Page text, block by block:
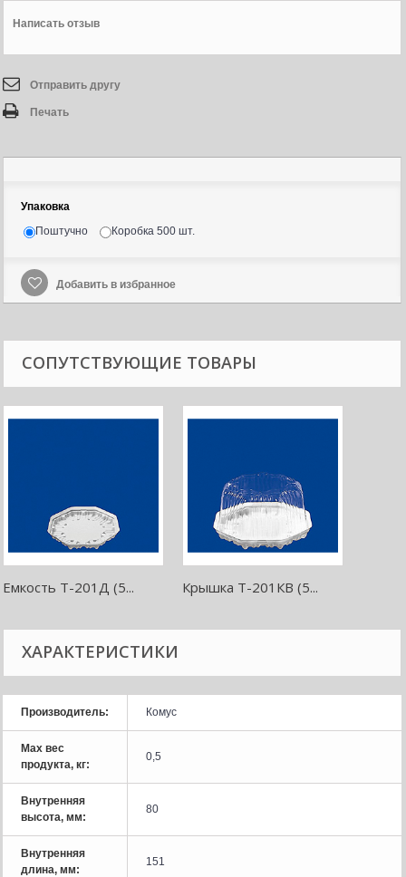
Написать отзыв
Отправить другу
Печать
Упаковка
Поштучно
Коробка 500 шт.
Добавить в избранное
СОПУТСТВУЮЩИЕ ТОВАРЫ
Емкость Т-201Д (5... Крышка Т-201КВ (5...
ХАРАКТЕРИСТИКИ
Производитель: Комус
Мах вес
продукта, кг:
0,5
Внутренняя
высота, мм:
80
Внутренняя
длина, мм:
151